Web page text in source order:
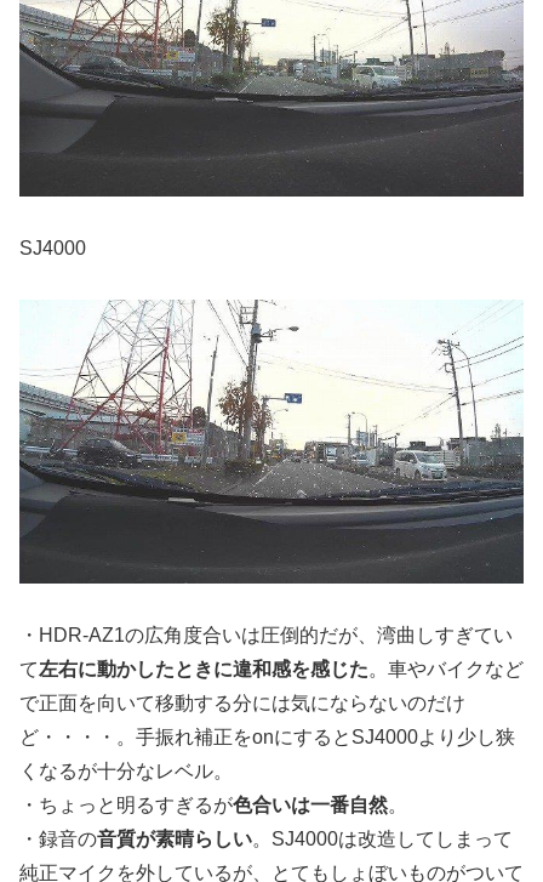
SJ4000
・HDR-AZ1の広角度合いは圧倒的だが、湾曲しすぎてい
て左右に動かしたときに違和感を感じた。車やバイクなど
で正面を向いて移動する分には気にならないのだけ
ど・・・・。手振れ補正をonにするとSJ4000より少し狭
くなるが十分なレベル。
・ちょっと明るすぎるが色合いは一番自然。
・録音の音質が素晴らしい。SJ4000は改造してしまって
純正マイクを外しているが、とてもしょぼいものがついて